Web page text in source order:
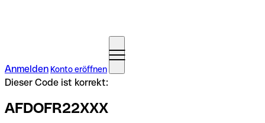
Anmelden Konto eröffnen
Dieser Code ist korrekt:
AFDOFR22XXX